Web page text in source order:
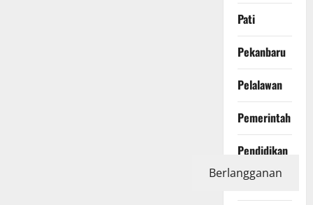
Pati
Pekanbaru
Pelalawan
Pemerintah
Pendidikan
Peristiwa
Berlangganan